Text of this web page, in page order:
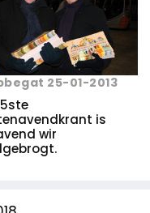
25-01-2013
is
wir